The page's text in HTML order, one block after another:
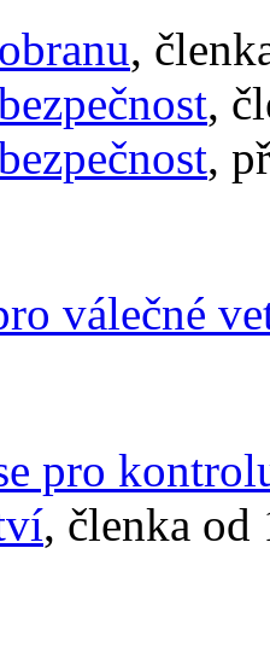
,
,
,
válečné
pro
, členka od